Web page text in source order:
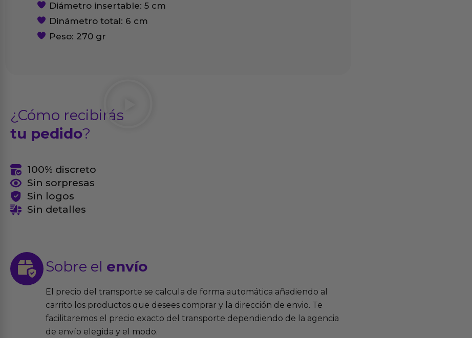
Diámetro insertable: 5 cm
Dinámetro total: 6 cm
Peso: 270 gr
¿Cómo recibirás
tu pedido?
100% discreto
Sin sorpresas
Sin logos
Sin detalles
Sobre el envío
El precio del transporte se calcula de forma automática añadiendo al
carrito los productos que desees comprar y la dirección de envio. Te
facilitaremos el precio exacto del transporte dependiendo de la agencia
de envío elegida y el modo.